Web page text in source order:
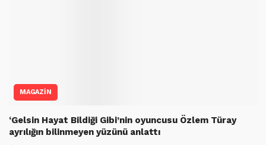
MAGAZİN
‘Gelsin Hayat Bildiği Gibi’nin oyuncusu Özlem Türay
ayrılığın bilinmeyen yüzünü anlattı